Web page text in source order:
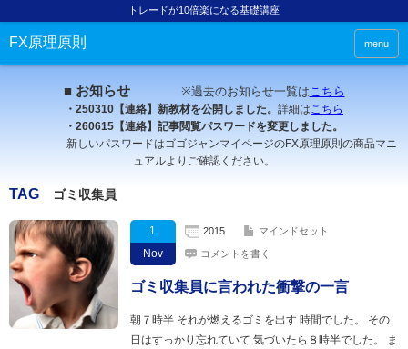
トレードが10倍楽になる基礎講座
FX原理原則 menu
■ お知らせ ※過去のお知らせ一覧はこちら
・250310【連絡】新教材を公開しました。 詳細はこちら
・260615【連絡】記事閲覧パスワードを変更しました。
新しいパスワードはゴゴジャンマイページのFX原理原則の商品マニ
ュアルよりご確認ください。
TAG ゴミ収集員
1
Nov
2015 マインドセット
コメントを書く
ゴミ収集員に言われた衝撃の一言
朝７時半 それが燃えるゴミを出す 時間でした。 その
日はすっかり忘れていて 気づいたら８時半でした。 ま